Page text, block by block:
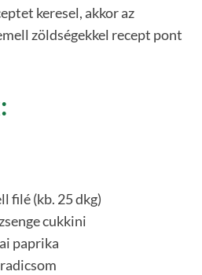
keresel, akkor az
zöldségekkel recept pont
filé (kb. 25 dkg)
cukkini
paprika